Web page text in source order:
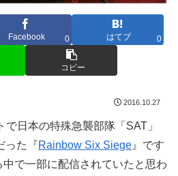
Facebook 0 はてブ 0
コピー
2016.10.27
日本の特殊急襲部隊「SAT」
った『Rainbow Six Siege 』です
で一部に配信されていたと思わ